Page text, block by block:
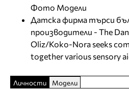
Фото Модели
Датска фирма търси
производители - The
Oliz/Koko-Nora seeks
together various sensory
Личности Модели